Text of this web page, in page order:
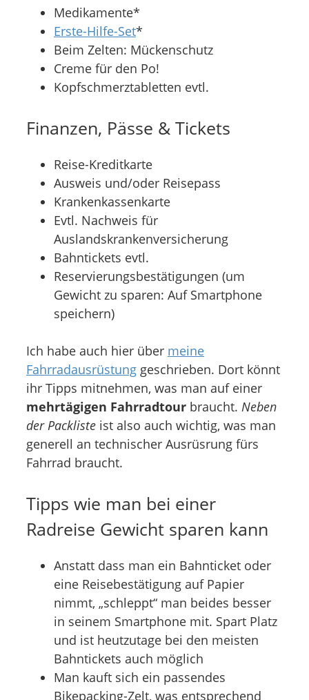
Medikamente*
Erste-Hilfe-Set*
Beim Zelten: Mückenschutz
Creme für den Po!
Kopfschmerztabletten evtl.
Finanzen, Pässe & Tickets
Reise-Kreditkarte
Ausweis und/oder Reisepass
Krankenkassenkarte
Evtl. Nachweis für
Auslandskrankenversicherung
Bahntickets evtl.
Reservierungsbestätigungen (um
Gewicht zu sparen: Auf Smartphone
speichern)
Ich habe auch hier über meine
Fahrradausrüstung geschrieben. Dort könnt
ihr Tipps mitnehmen, was man auf einer
mehrtägigen Fahrradtour braucht. Neben
der Packliste ist also auch wichtig, was man
generell an technischer Ausrüsrung fürs
Fahrrad braucht.
Tipps wie man bei einer
Radreise Gewicht sparen kann
Anstatt dass man ein Bahnticket oder
eine Reisebestätigung auf Papier
nimmt, „schleppt“ man beides besser
in seinem Smartphone mit. Spart Platz
und ist heutzutage bei den meisten
Bahntickets auch möglich
Man kauft sich ein passendes
Bikepacking-Zelt, was entsprechend